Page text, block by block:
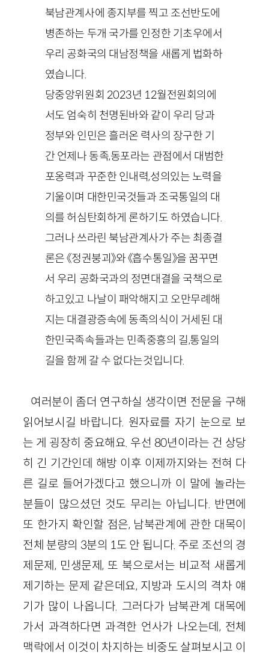
북남관계사에 종지부를 찍고 조선반도에
병존하는 두개 국가를 인정한 기초우에서
우리 공화국의 대남정책을 새롭게 법화하
였습니다.
당중앙위원회 2023년 12월전원회의에
서도 엄숙히 천명된바와 같이 우리 당과
정부와 인민은 흘러온 력사의 장구한 기
간 언제나 동족,동포라는 관점에서 대범한
포옹력과 꾸준한 인내력,성의있는 노력을
기울이며 대한민국것들과 조국통일의 대
의를 허심탄회하게 론하기도 하였습니다.
그러나 쓰라린 북남관계사가 주는 최종결
론은 《정권붕괴》와 《흡수통일》을 꿈꾸면
서 우리 공화국과의 정면대결을 국책으로
하고있고 나날이 패악해지고 오만무례해
지는 대결광증속에 동족의식이 거세된 대
한민국족속들과는 민족중흥의 길,통일의
길을 함께 갈 수 없다는것입니다.
여러분이 좀더 연구하실 생각이면 전문을 구해
읽어보시길 바랍니다. 원자료를 자기 눈으로 보
는 게 굉장히 중요해요. 우선 80년이라는 건 상당
히 긴 기간인데 해방 이후 이제까지와는 전혀 다
른 길로 들어가겠다고 했으니까 이 말에 놀라는
분들이 많으셨던 것도 무리는 아닙니다. 반면에
또 한가지 확인할 점은, 남북관계에 관한 대목이
전체 분량의 3분의 1도 안 됩니다. 주로 조선의 경
제문제, 민생문제, 또 북으로서는 비교적 새롭게
제기하는 문제 같은데요, 지방과 도시의 격차 얘
기가 많이 나옵니다. 그러다가 남북관계 대목에
가서 과격하다면 과격한 언사가 나오는데, 전체
맥락에서 이것이 차지하는 비중도 살펴보시고 이